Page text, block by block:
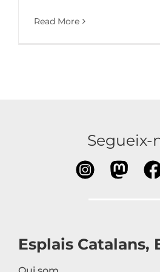
Read More
Segueix-
Esplais Catalans,